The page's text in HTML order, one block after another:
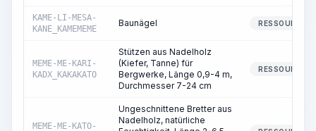
KAME-LI-MESA-
KANE_KAMEMEME
Baunägel RESSOURCE
MEME-ME-KARI-
KADX_KAKAKATO
Stützen aus Nadelholz
(Kiefer, Tanne) für
Bergwerke, Länge 0,9-4 m,
Durchmesser 7-24 cm
RESSOURCE
MEME-ME-KATO-
Ungeschnittene Bretter aus
Nadelholz, natürliche